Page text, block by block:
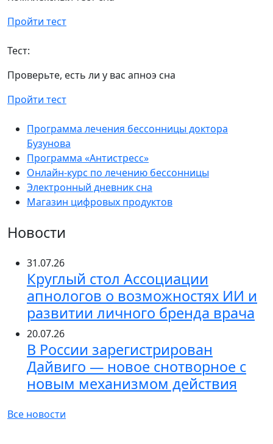
Пройти тест
Тест:
Проверьте, есть ли у вас апноэ сна
Пройти тест
Программа лечения бессонницы доктора
Бузунова
Программа «Антистресс»
Онлайн-курс по лечению бессонницы
Электронный дневник сна
Магазин цифровых продуктов
Новости
31.07.26
Круглый стол Ассоциации
апнологов о возможностях ИИ и
развитии личного бренда врача
20.07.26
В России зарегистрирован
Дайвиго — новое снотворное с
новым механизмом действия
Все новости